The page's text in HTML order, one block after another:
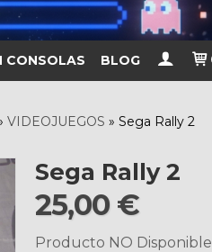
CONSOLAS BLOG
VIDEOJUEGOS » Sega Rally 2
Sega Rally 2
25,00 €
Producto NO Disponible